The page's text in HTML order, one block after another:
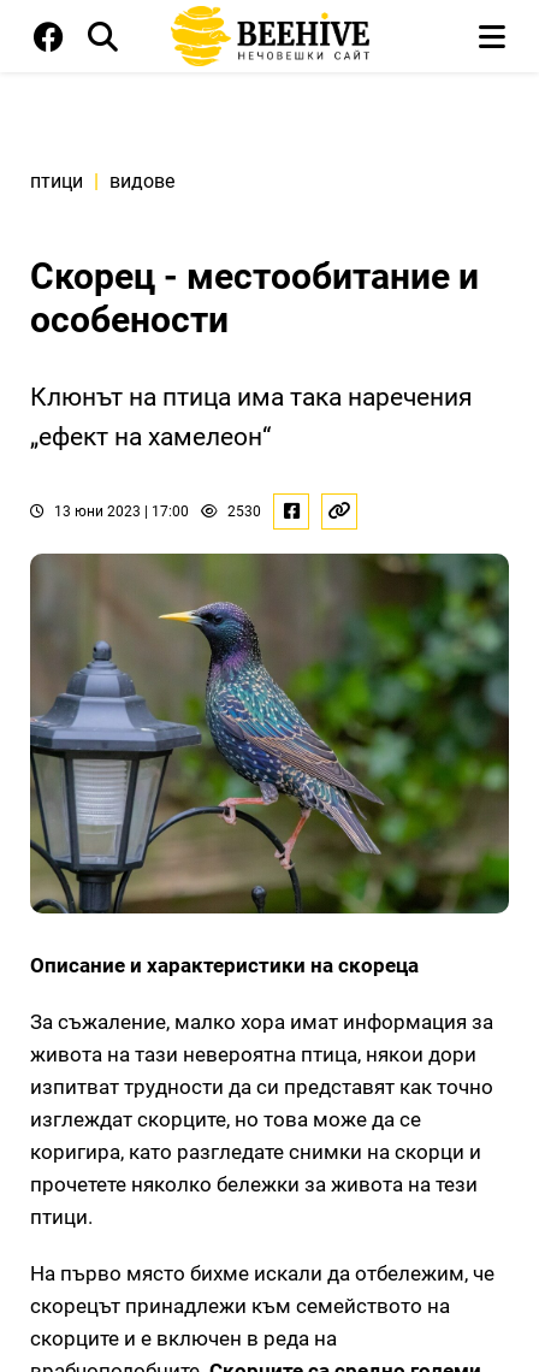
птици | видове
Скорец - местообитание и
особености
Клюнът на птица има така наречения
„ефект на хамелеон“
13 юни 2023 | 17:00 2530
Описание и характеристики на скореца
За съжаление, малко хора имат информация за
живота на тази невероятна птица, някои дори
изпитват трудности да си представят как точно
изглеждат скорците, но това може да се
коригира, като разгледате снимки на скорци и
прочетете няколко бележки за живота на тези
птици.
На първо място бихме искали да отбележим, че
скорецът принадлежи към семейството на
скорците и е включен в реда на